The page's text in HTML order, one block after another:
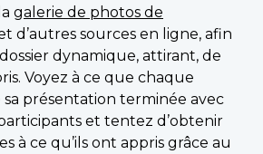
galerie de photos de
d’autres sources en ligne, afin
dynamique, attirant, de
Voyez à ce que chaque
présentation terminée avec
et tentez d’obtenir
à ce qu’ils ont appris grâce au